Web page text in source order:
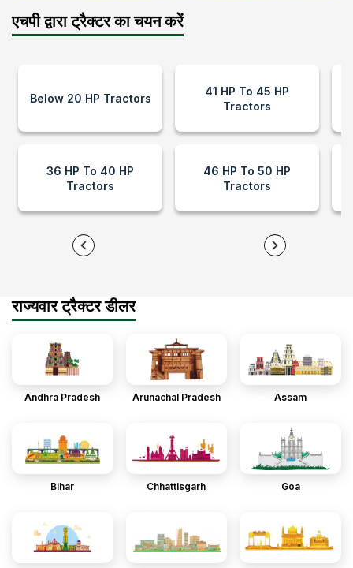
एचपी द्वारा ट्रैक्टर का चयन करें
Below 20 HP Tractors
36 HP To 40 HP
Tractors
41 HP To 45 HP
Tractors
46 HP To 50 HP
Tractors
राज्यवार ट्रैक्टर डीलर
Andhra Pradesh Arunachal Pradesh Assam
Bihar Chhattisgarh Goa